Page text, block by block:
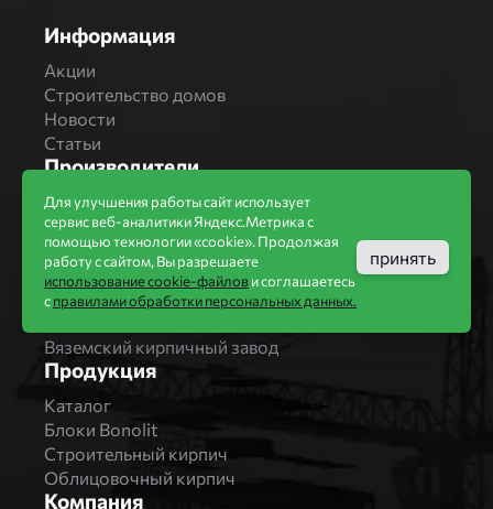
Информация
Акции
Строительство домов
Новости
Статьи
Производители
Бренды
Bonolit
Завод Мстера
Вышневолоцкая керамика
Магма Керамик
Вяземский кирпичный завод
Продукция
Каталог
Блоки Bonolit
Строительный кирпич
Облицовочный кирпич
Компания
Для улучшения работы сайт использует
сервис веб-аналитики Яндекс.Метрика с
помощью технологии «cookie». Продолжая
работу с сайтом, Вы разрешаете
использование cookie-файлови соглашаетесь
справилами обработки персональных данных.
принять